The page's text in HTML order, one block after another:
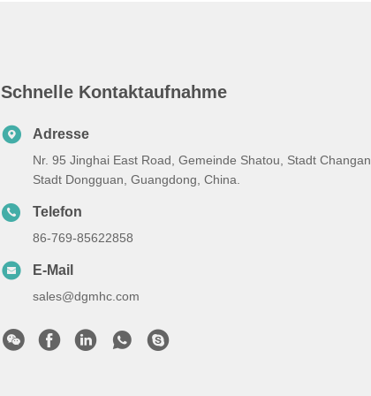
Schnelle Kontaktaufnahme
Adresse
Nr. 95 Jinghai East Road, Gemeinde Shatou, Stadt Changan,
Stadt Dongguan, Guangdong, China.
Telefon
86-769-85622858
E-Mail
sales@dgmhc.com